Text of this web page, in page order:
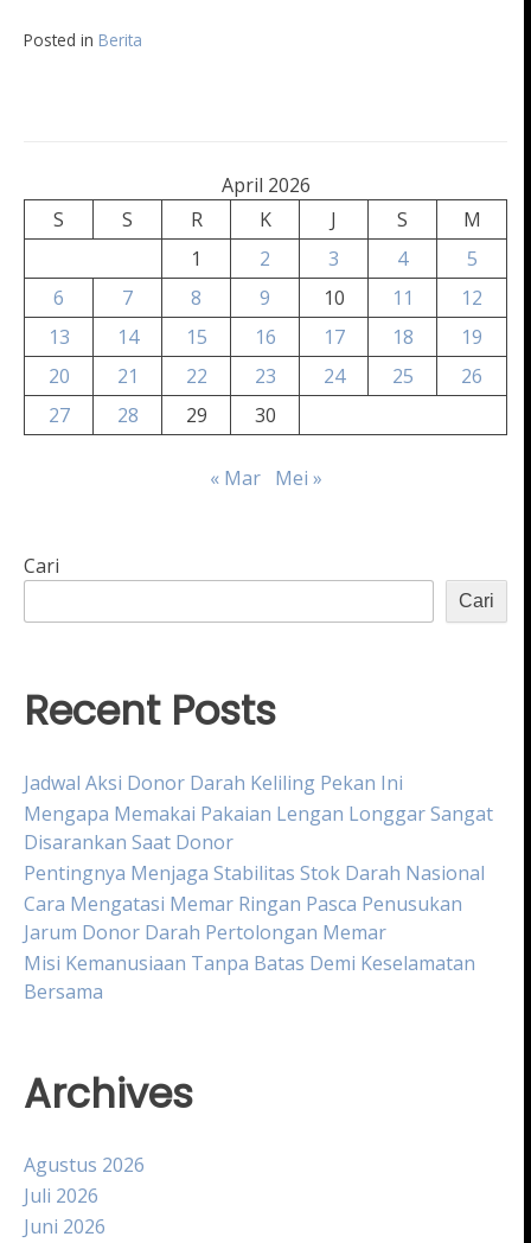
Posted in Berita
April 2026
S
S R K J S
M
1
2 3 4
5
6
7 8 9 10 11
12
13
14 15 16 17 18
19
20
21 22 23 24 25
26
27
28 29 30
« Mar Mei »
Cari
Cari
Recent Posts
Jadwal Aksi Donor Darah Keliling Pekan Ini
Mengapa Memakai Pakaian Lengan Longgar Sangat
Disarankan Saat Donor
Pentingnya Menjaga Stabilitas Stok Darah Nasional
Cara Mengatasi Memar Ringan Pasca Penusukan
Jarum Donor Darah Pertolongan Memar
Misi Kemanusiaan Tanpa Batas Demi Keselamatan
Bersama
Archives
Agustus 2026
Juli 2026
Juni 2026